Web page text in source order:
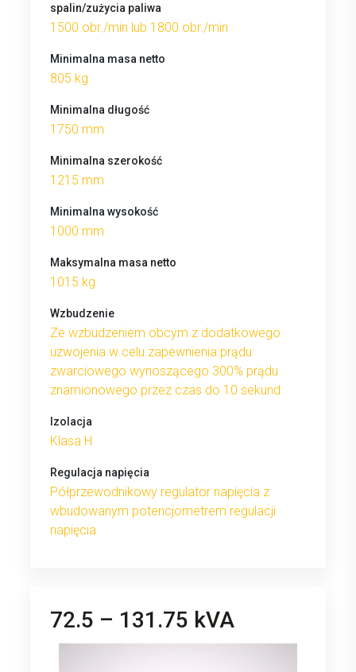
spalin/zużycia paliwa
1500 obr./min lub 1800 obr./min
Minimalna masa netto
805 kg
Minimalna długość
1750 mm
Minimalna szerokość
1215 mm
Minimalna wysokość
1000 mm
Maksymalna masa netto
1015 kg
Wzbudzenie
Ze wzbudzeniem obcym z dodatkowego
uzwojenia w celu zapewnienia prądu
zwarciowego wynoszącego 300% prądu
znamionowego przez czas do 10 sekund
Izolacja
Klasa H
Regulacja napięcia
Półprzewodnikowy regulator napięcia z
wbudowanym potencjometrem regulacji
napięcia
72.5 – 131.75 kVA